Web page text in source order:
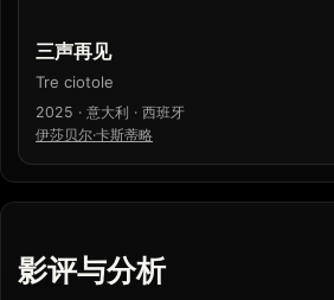
三声再见
Tre ciotole
2025 · 意大利 · 西班牙
伊莎贝尔·卡斯蒂略
影评与分析